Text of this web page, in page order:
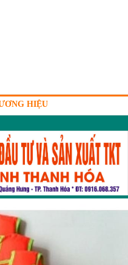
HIỆU